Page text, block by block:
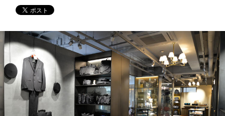
COLUMN
MAGAZINE
ABOUT SITE
サイトマップ